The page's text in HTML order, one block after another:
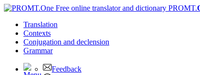
PROMT.
Translation
Contexts
Conjugation and declension
Grammar
Feedback